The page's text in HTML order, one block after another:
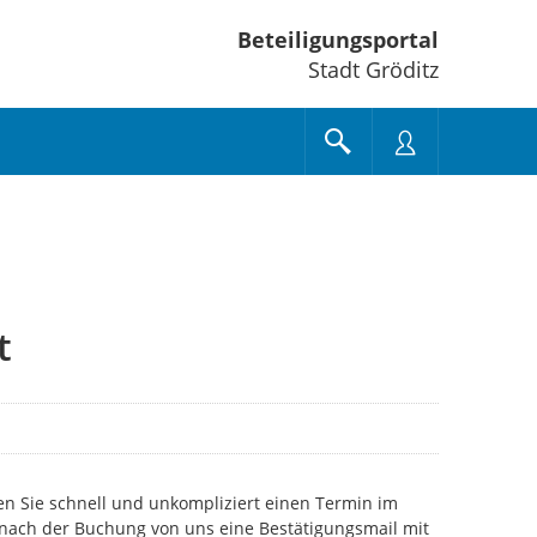
Beteiligungsportal
Stadt Gröditz
Sie schnell und unkompliziert einen Termin im
der Buchung von uns eine Bestätigungsmail mit